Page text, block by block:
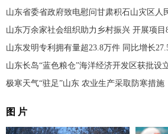
山东省委省政府致电慰问甘肃积石山灾区人
山东万余家社会组织助力乡村振兴 开展项目
山东发明专利拥有量超23.8万件 同比增长
山东长岛“蓝色粮仓”海洋经济开发区获批设
极寒天气“驻足”山东 农业生产采取防寒措施
图 片